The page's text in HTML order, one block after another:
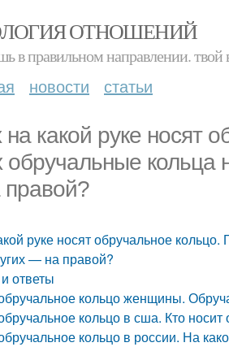
ОТНОШЕНИЙ
в правильном направлении.
новости статьи
на какой руке носят
обручальные кольца
руке носят обручальное
— на правой?
ответы
кольцо женщины.
кольцо в сша. Кто
кольцо в россии. На